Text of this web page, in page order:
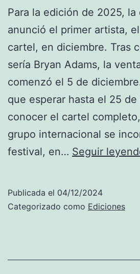
r
o
j
e
c
t
y
B
u
Para la edición de 2025, la
anunció el primer artista,
cartel, en diciembre. Tras
sería Bryan Adams, la
comenzó el 5 de
que esperar hasta el 25 de
conocer el cartel
grupo internacional se
festival, en… Seguir
Publicada el 04/12/2024
Categorizado como Ediciones